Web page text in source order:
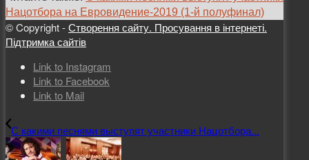
Нацотбора на Евровидение-2019 (1-й полуфинал)
© Copyright -Створення сайту. Просування в інтернеті.
Підтримка сайтів
Link to Instagram
Link to Facebook
Link to Mail
С какими песнями выступят участники Нацотбора...